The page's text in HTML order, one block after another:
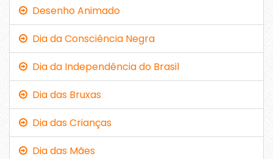
Desenho Animado
Dia da Consciência Negra
Dia da Independência do Brasil
Dia das Bruxas
Dia das Crianças
Dia das Mães